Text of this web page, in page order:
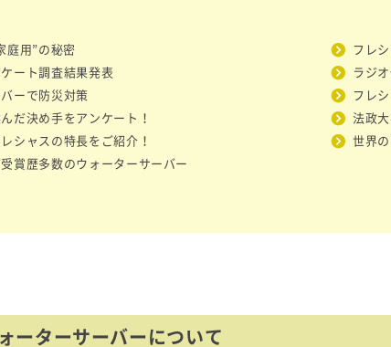
庭用”の秘密
フレ
ート調査結果発表
ラジ
ーで防災対策
フレ
だ決め手をアンケート！
法政
シャスの特長をご紹介！
世界
賞歴多数のウォーターサーバー
ーターサーバーについて